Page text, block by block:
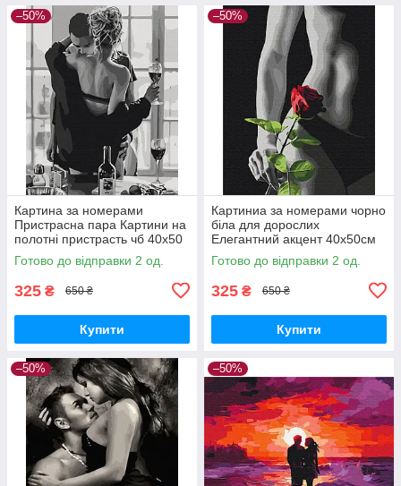
–50%
Картина за номерами
Пристрасна пара Картини на
полотні пристрасть чб 40х50
Розмальовка для дорослих
Brushme BS34134
Готово до відправки 2 од.
325 ₴ 650 ₴
Купити
–50%
Картиниа за номерами чорно
біла для дорослих
Елегантний акцент 40х50см
Brushme BS53919
Готово до відправки 2 од.
325 ₴ 650 ₴
Купити
–50% –50%